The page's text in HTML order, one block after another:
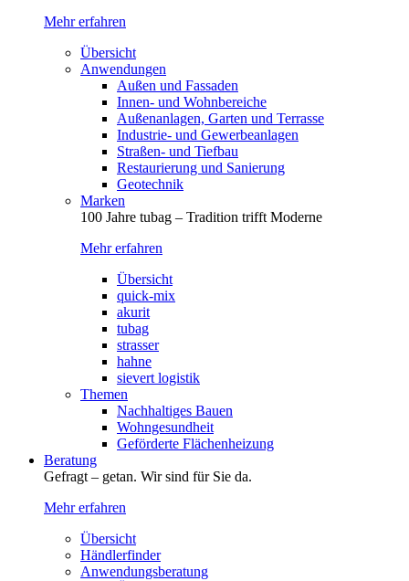
Mehr erfahren
Übersicht
Anwendungen
Außen und Fassaden
Innen- und Wohnbereiche
Außenanlagen, Garten und Terrasse
Industrie- und Gewerbeanlagen
Straßen- und Tiefbau
Restaurierung und Sanierung
Geotechnik
Marken
100 Jahre tubag – Tradition trifft Moderne
Mehr erfahren
Übersicht
quick-mix
akurit
tubag
strasser
hahne
sievert logistik
Themen
Nachhaltiges Bauen
Wohngesundheit
Geförderte Flächenheizung
Beratung
Gefragt – getan. Wir sind für Sie da.
Mehr erfahren
Übersicht
Händlerfinder
Anwendungsberatung